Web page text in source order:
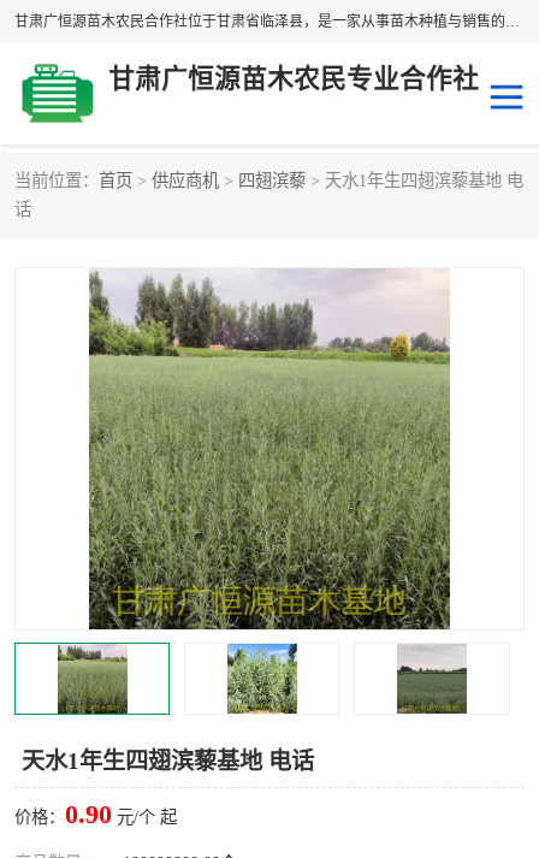
甘肃广恒源苗木农民合作社位于甘肃省临泽县，是一家从事苗木种植与销售的农民合作组织，合作社拥有苗木基地1500多亩，种植苗木品种40多个，年产各类苗木2000多万株。主营：白刺苗、红柳苗、梭梭苗等，我们以“种植一流的苗子，诚信经营”的经营理念，竭诚为每一位客户做优质的服务，欢迎来电咨询！
甘肃广恒源苗木农民专业合作社
当前位置： 首页 > 供应商机 > 四翅滨藜 > 天水1年生四翅滨藜基地 电
话
天水1年生四翅滨藜基地 电话
价格： 0.90 元/个 起
圆冠榆 柠条
白刺苗
沙枣树 红柳苗
沙棘苗 柽柳苗
砂生槐 四翅滨藜